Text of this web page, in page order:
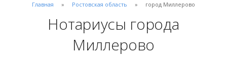
Главная Ростовская область город Миллерово
Нотариусы города
Миллерово